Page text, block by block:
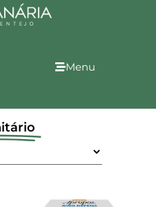
Menu